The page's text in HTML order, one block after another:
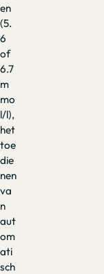
en
(5.
6
of
6.7
m
mo
l/l),
het
toe
die
nen
va
n
aut
om
ati
sch